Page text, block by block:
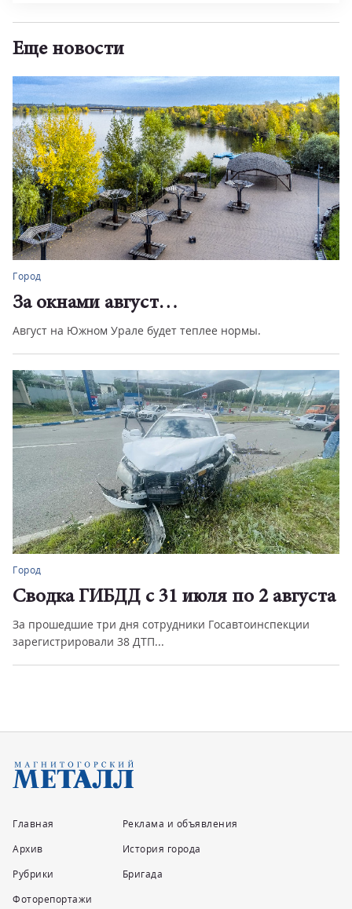
Еще новости
Город
За окнами август…
Август на Южном Урале будет теплее нормы.
Город
Сводка ГИБДД с 31 июля по 2 августа
За прошедшие три дня сотрудники Госавтоинспекции
зарегистрировали 38 ДТП...
Главная
Архив
Рубрики
Фоторепортажи
Реклама и объявления
История города
Бригада